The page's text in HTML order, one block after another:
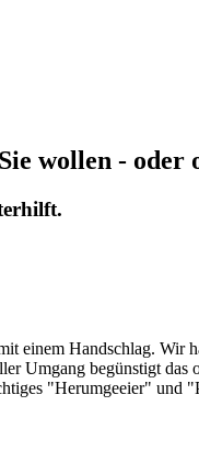
wollen -
einem Handschlag.
Umgang begünstigt das
"Herumgeeier" und